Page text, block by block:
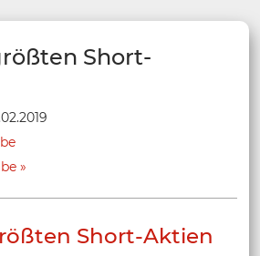
Short-
Short-Aktien